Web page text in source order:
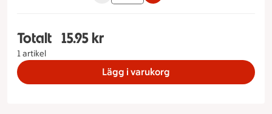
Totalt
1 artikel
Totalt 1 stycken Romsås Storlek 100 g, 15.95
15.95 kr
Lägg i varukorg